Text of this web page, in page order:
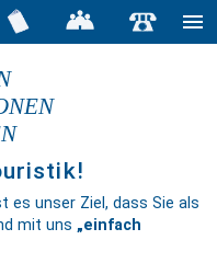
es unser Ziel, dass Sie als
mit uns „einfach